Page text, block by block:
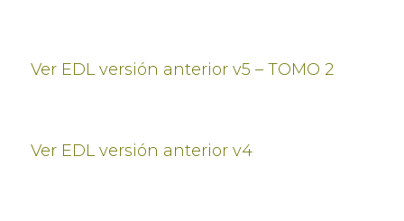
Ver EDL versión anterior v5 – TOMO 2
Ver EDL versión anterior v4